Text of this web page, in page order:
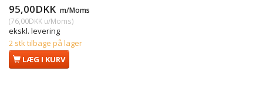
95,00DKK m/Moms
(76,00DKK u/Moms)
ekskl. levering
2 stk tilbage på lager
LÆG I KURV